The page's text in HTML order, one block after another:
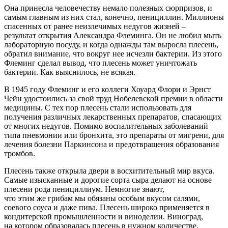
Она принесла человечеству немало полезных сюрпризов, и
самым главным из них стал, конечно, пенициллин. Миллионы
спасенных от ранее неизлечимых недугов жизней –
результат открытия Александра Флеминга. Он не любил мыть
лабораторную посуду, и когда однажды там выросла плесень,
обратил внимание, что вокруг нее исчезли бактерии. Из этого
Флеминг сделал вывод, что плесень может уничтожать
бактерии. Как выяснилось, не всякая.
В 1945 году Флеминг и его коллеги Хоуард Флори и Эрнст
Чейн удостоились за свой труд Нобелевской премии в области
медицины. С тех пор плесень стали использовать для
получения различных лекарственных препаратов, спасающих
от многих недугов. Помимо воспалительных заболеваний
типа пневмонии или бронхита, это препараты от мигрени, для
лечения болезни Паркинсона и предотвращения образования
тромбов.
Плесень также открыла двери в восхитительный мир вкуса.
Самые изысканные и дорогие сорта сыра делают на основе
плесени рода пеницил­лиум. Немногие знают,
что этим же грибам мы обязаны особым вкусом салями,
соевого соуса и даже пива. Плесень широко применяется в
кондитерской промышленности и виноделии. Виноград,
на котором образовалась плесень в нужном количестве,